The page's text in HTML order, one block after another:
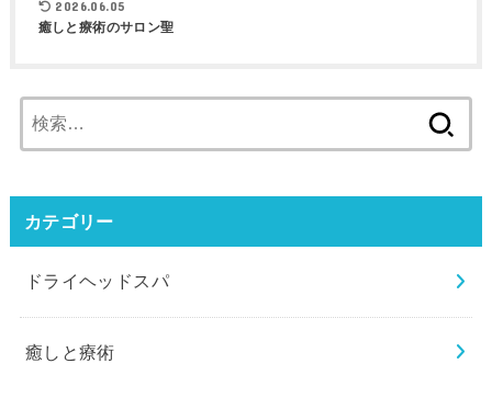
2026.06.05
癒しと療術のサロン聖
索:
カテゴリー
ドライヘッドスパ
癒しと療術